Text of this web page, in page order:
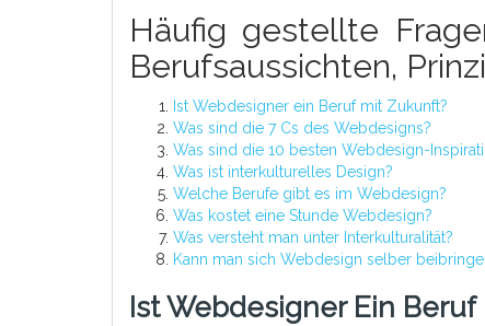
Häufig gestellte
Berufsaussichten,
Ist Webdesigner ein Beruf mit Zukunft?
Was sind die 7 Cs des Webdesigns?
Was sind die 10 besten Webdesign-
Was ist interkulturelles Design?
Welche Berufe gibt es im Webdesign?
Was kostet eine Stunde Webdesign?
Was versteht man unter Interkulturalität?
Kann man sich Webdesign selber
Ist Webdesigner Ein